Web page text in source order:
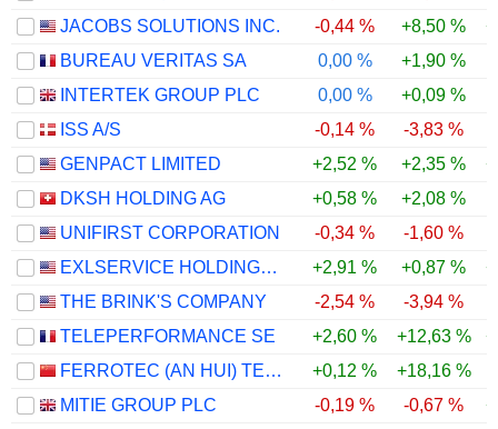
JACOBS SOLUTIONS INC.
-0,44 % +8,50 %
BUREAU VERITAS SA
0,00 % +1,90 %
INTERTEK GROUP PLC
0,00 % +0,09 %
ISS A/S
-0,14 % -3,83 %
GENPACT LIMITED
+2,52 % +2,35 %
DKSH HOLDING AG
+0,58 % +2,08 %
UNIFIRST CORPORATION
-0,34 % -1,60 %
EXLSERVICE HOLDINGS, INC.
+2,91 % +0,87 %
THE BRINK'S COMPANY
-2,54 % -3,94 %
TELEPERFORMANCE SE
+2,60 % +12,63 %
FERROTEC (AN HUI) TECHNOLOGY DEVELOPMENT CO.,LTD
+0,12 % +18,16 %
MITIE GROUP PLC
-0,19 % -0,67 %